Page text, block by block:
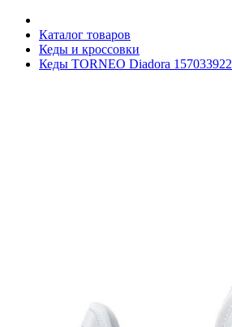
Каталог товаров
Кеды и кроссовки
Кеды TORNEO Diadora 157033922